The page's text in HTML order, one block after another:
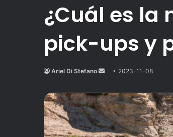
¿Cuál es la
pick-ups y
Ariel Di Stefano
Send
email
2023-11-08